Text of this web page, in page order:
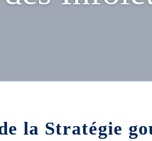
la Stratégie